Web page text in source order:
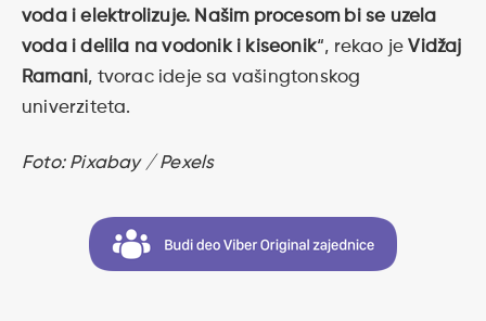
voda i elektrolizuje. Našim procesom bi se uzela
voda i delila na vodonik i kiseonik“, rekao jeVidžaj
Ramani, tvorac ideje sa vašingtonskog
univerziteta.
Foto: Pixabay / Pexels